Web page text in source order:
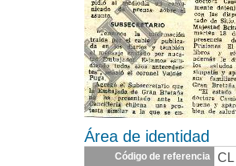
Área de identidad
Código de referencia